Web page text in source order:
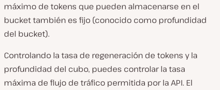
máximo de tokens que pueden almacenarse en el
bucket también es fijo (conocido como profundidad
del bucket).
Controlando la tasa de regeneración de tokens y la
profundidad del cubo, puedes controlar la tasa
máxima de flujo de tráfico permitida por la API. El